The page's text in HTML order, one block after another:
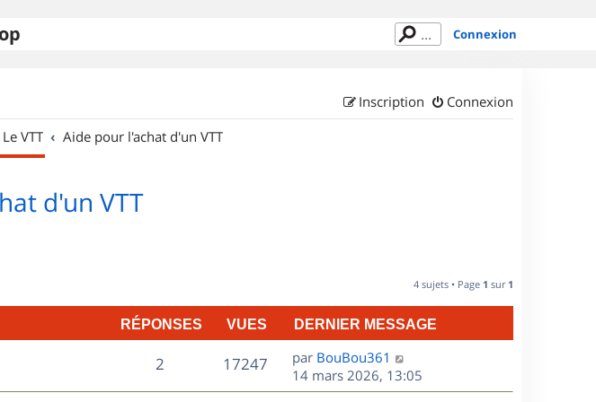
Connexion
Connexion
Inscription
Le VTT Aide pour l'achat d'un VTT
d'un VTT
4 sujets • Page 1 sur 1
RÉPONSES VUES DERNIER MESSAGE
2R
é
17247V
u
D
e
r
par BouBou361
14 mars 2026, 13:05